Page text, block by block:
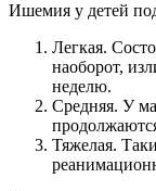
Ишемия у детей
Легкая.
наоборот,
неделю.
Средняя. У
Тяжелая.